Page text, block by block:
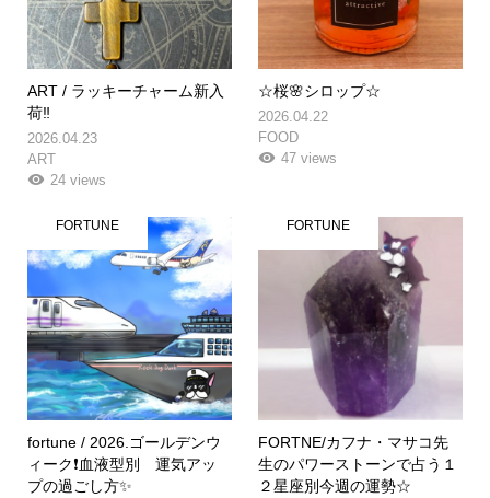
ART / ラッキーチャーム新入
荷‼️
2026.04.23
ART
24 views
☆桜🌸シロップ☆
2026.04.22
FOOD
47 views
FORTUNE
fortune / 2026.ゴールデンウ
ィーク❗️血液型別 運気アッ
プの過ごし方✨
FORTUNE
FORTNE/カフナ・マサコ先
生のパワーストーンで占う１
２星座別今週の運勢☆